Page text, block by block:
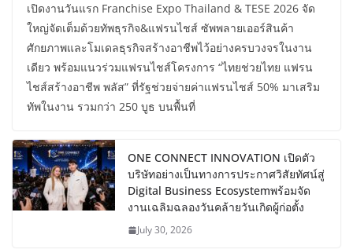
เปิดงานวันแรก Franchise Expo Thailand & TESE 2026 จัด
ใหญ่จัดเต็มด้วยทัพธุรกิจ&แฟรนไชส์ ซัพพลายเออร์สินค้า
ศักยภาพและโมเดลธุรกิจสร้างอาชีพไว้อย่างครบวงจรในงาน
เดียว พร้อมแนวร่วมแฟรนไชส์โครงการ “ไทยช่วยไทย แฟรน
ไชส์สร้างอาชีพ พลัส” ที่รัฐช่วยจ่ายค่าแฟรนไชส์ 50% มาเสริม
ทัพในงาน รวมกว่า 250 บูธ บนพื้นที่
ONE CONNECT INNOVATION เปิดตัว
บริษัทอย่างเป็นทางการประกาศวิสัยทัศน์สู่
Digital Business Ecosystemพร้อมจัด
งานเฉลิมฉลองวันคล้ายวันเกิดผู้ก่อตั้ง
July 30, 2026